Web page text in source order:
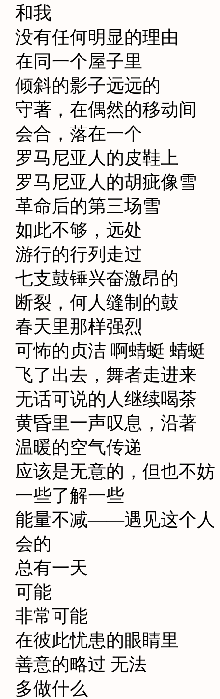
和我
没有任何明显的理由
在同一个屋子里
倾斜的影子远远的
守著，在偶然的移动间
会合，落在一个
罗马尼亚人的皮鞋上
罗马尼亚人的胡疵像雪
革命后的第三场雪
如此不够，远处
游行的行列走过
七支鼓锤兴奋激昂的
断裂，何人缝制的鼓
春天里那样强烈
可怖的贞洁 啊蜻蜓 蜻蜓
飞了出去，舞者走进来
无话可说的人继续喝茶
黄昏里一声叹息，沿著
温暖的空气传递
应该是无意的，但也不妨
一些了解一些
能量不减——遇见这个人
会的
总有一天
可能
非常可能
在彼此忧患的眼睛里
善意的略过 无法
多做什么